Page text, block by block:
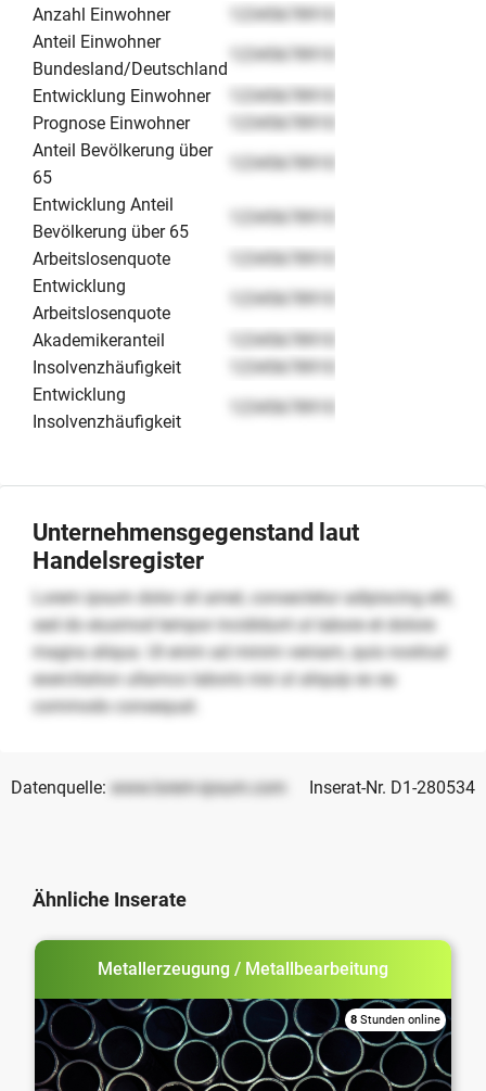
Anzahl Einwohner
12345678910
Anteil Einwohner
Bundesland/Deutschland
12345678910
Entwicklung Einwohner
12345678910
Prognose Einwohner
12345678910
Anteil Bevölkerung über
65
12345678910
Entwicklung Anteil
Bevölkerung über 65
12345678910
Arbeitslosenquote
12345678910
Entwicklung
Arbeitslosenquote
12345678910
Akademikeranteil
12345678910
Insolvenzhäufigkeit
12345678910
Entwicklung
Insolvenzhäufigkeit
12345678910
Unternehmensgegenstand laut
Handelsregister
Lorem ipsum dolor sit amet, consectetur adipiscing elit,
sed do eiusmod tempor incididunt ut labore et dolore
magna aliqua. Ut enim ad minim veniam, quis nostrud
exercitation ullamco laboris nisi ut aliquip ex ea
commodo consequat.
Datenquelle: www.lorem-ipsum.com Inserat-Nr. D1-280534
Ähnliche Inserate
Metallerzeugung / Metallbearbeitung
8 Stunden online